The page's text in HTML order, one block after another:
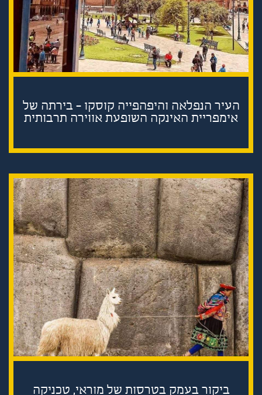
העיר הנפלאה והיפהפייה קוסקו - בירתה של
אימפריית האינקה השופעת אווירה תרבותית
ביקור בעמק בטרסות של מוראי, טכניקה